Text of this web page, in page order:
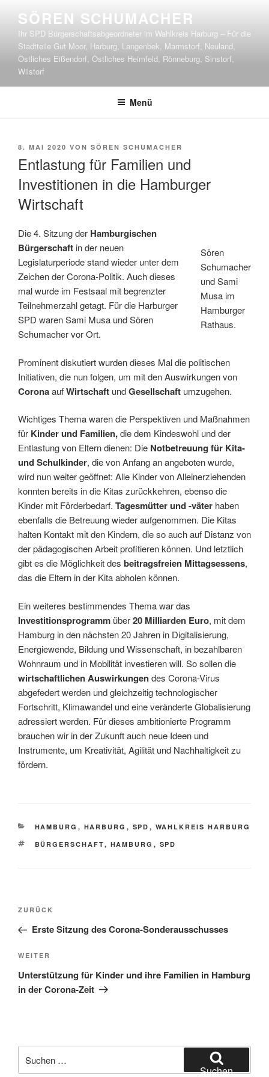
Inhalt
springen
SÖREN SCHUMACHER
Ihr SPD Bürgerschaftsabgeordneter im Wahlkreis Harburg – Für die
Stadtteile Gut Moor, Harburg, Langenbek, Marmstorf, Neuland,
Östliches Eißendorf, Östliches Heimfeld, Rönneburg, Sinstorf,
Wilstorf
Menü
VERÖFFENTLICHT
8. MAI 2020 VON SÖREN SCHUMACHER
Entlastung für Familien und
Investitionen in die Hamburger
Wirtschaft
Sören
Schumacher
und Sami
Musa im
Hamburger
Rathaus.
Die 4. Sitzung der Hamburgischen
Bürgerschaft in der neuen
Legislaturperiode stand wieder unter dem
Zeichen der Corona-Politik. Auch dieses
mal wurde im Festsaal mit begrenzter
Teilnehmerzahl getagt. Für die Harburger
SPD waren Sami Musa und Sören
Schumacher vor Ort.
Prominent diskutiert wurden dieses Mal die politischen
Initiativen, die nun folgen, um mit den Auswirkungen von
CoronaaufWirtschaft undGesellschaft umzugehen.
Wichtiges Thema waren die Perspektiven und Maßnahmen
für Kinder und Familien,die dem Kindeswohl und der
Entlastung von Eltern dienen: Die Notbetreuung für Kita-
und Schulkinder, die von Anfang an angeboten wurde,
wird nun weiter geöffnet: Alle Kinder von Alleinerziehenden
konnten bereits in die Kitas zurückkehren, ebenso die
Kinder mit Förderbedarf. Tagesmütter und -väter haben
ebenfalls die Betreuung wieder aufgenommen. Die Kitas
halten Kontakt mit den Kindern, die so auch auf Distanz von
der pädagogischen Arbeit profitieren können. Und letztlich
gibt es die Möglichkeit des beitragsfreien Mittagsessens,
das die Eltern in der Kita abholen können.
Ein weiteres bestimmendes Thema war das
Investitionsprogramm über20 Milliarden Euro, mit dem
Hamburg in den nächsten 20 Jahren in Digitalisierung,
Energiewende, Bildung und Wissenschaft, in bezahlbaren
Wohnraum und in Mobilität investieren will. So sollen die
wirtschaftlichen Auswirkungendes Corona-Virus
abgefedert werden und gleichzeitig technologischer
Fortschritt, Klimawandel und eine veränderte Globalisierung
adressiert werden. Für dieses ambitionierte Programm
brauchen wir in der Zukunft auch neue Ideen und
Instrumente, um Kreativität, Agilität und Nachhaltigkeit zu
fördern.
KATEGORIEN
HAMBURG , HARBURG , SPD , WAHLKREIS HARBURG
SCHLAGWÖRTER
BÜRGERSCHAFT, HAMBURG , SPD
Beitragsnavigation
Vorheriger
Beitrag
ZURÜCK
Erste Sitzung des Corona-Sonderausschusses
Nächster
Beitrag
WEITER
Unterstützung für Kinder und ihre Familien in Hamburg
in der Corona-Zeit
nach:
Suchen